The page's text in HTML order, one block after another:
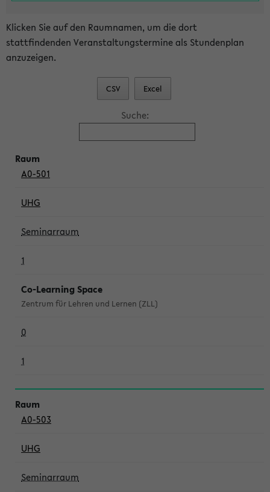
Klicken Sie auf den Raumnamen, um die dort
stattfindenden Veranstaltungstermine als Stundenplan
anzuzeigen.
CSV Excel
Suche:
A0-501
UHG
Seminarraum
1
Co-Learning Space
Zentrum für Lehren und Lernen (ZLL)
0
1
A0-503
UHG
Seminarraum